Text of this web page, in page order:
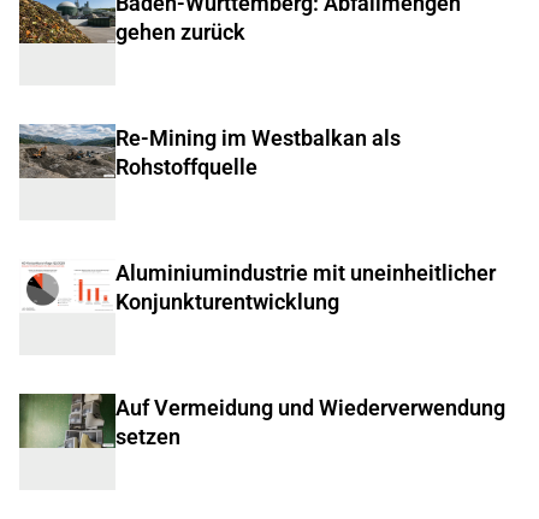
gehen zurück
Re-Mining im Westbalkan als
Rohstoffquelle
Aluminiumindustrie mit uneinheitlicher
Konjunkturentwicklung
Auf Vermeidung und Wiederverwendung
setzen